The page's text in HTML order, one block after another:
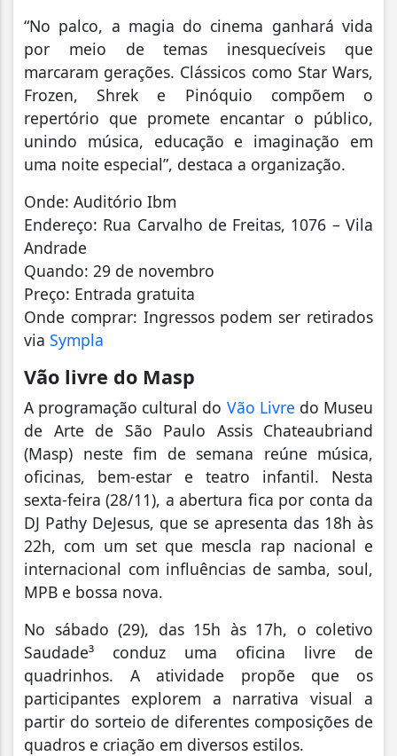
“No palco, a magia do cinema ganhará vida
por meio de temas inesquecíveis que
marcaram gerações. Clássicos como Star Wars,
Frozen, Shrek e Pinóquio compõem o
repertório que promete encantar o público,
unindo música, educação e imaginação em
uma noite especial”, destaca a organização.
Onde: Auditório Ibm
Endereço: Rua Carvalho de Freitas, 1076 – Vila
Andrade
Quando: 29 de novembro
Preço: Entrada gratuita
Onde comprar: Ingressos podem ser retirados
via Sympla
Vão livre do Masp
A programação cultural do Vão Livre do Museu
de Arte de São Paulo Assis Chateaubriand
(Masp) neste fim de semana reúne música,
oficinas, bem-estar e teatro infantil. Nesta
sexta-feira (28/11), a abertura fica por conta da
DJ Pathy DeJesus, que se apresenta das 18h às
22h, com um set que mescla rap nacional e
internacional com influências de samba, soul,
MPB e bossa nova.
No sábado (29), das 15h às 17h, o coletivo
Saudade³ conduz uma oficina livre de
quadrinhos. A atividade propõe que os
participantes explorem a narrativa visual a
partir do sorteio de diferentes composições de
quadros e criação em diversos estilos.